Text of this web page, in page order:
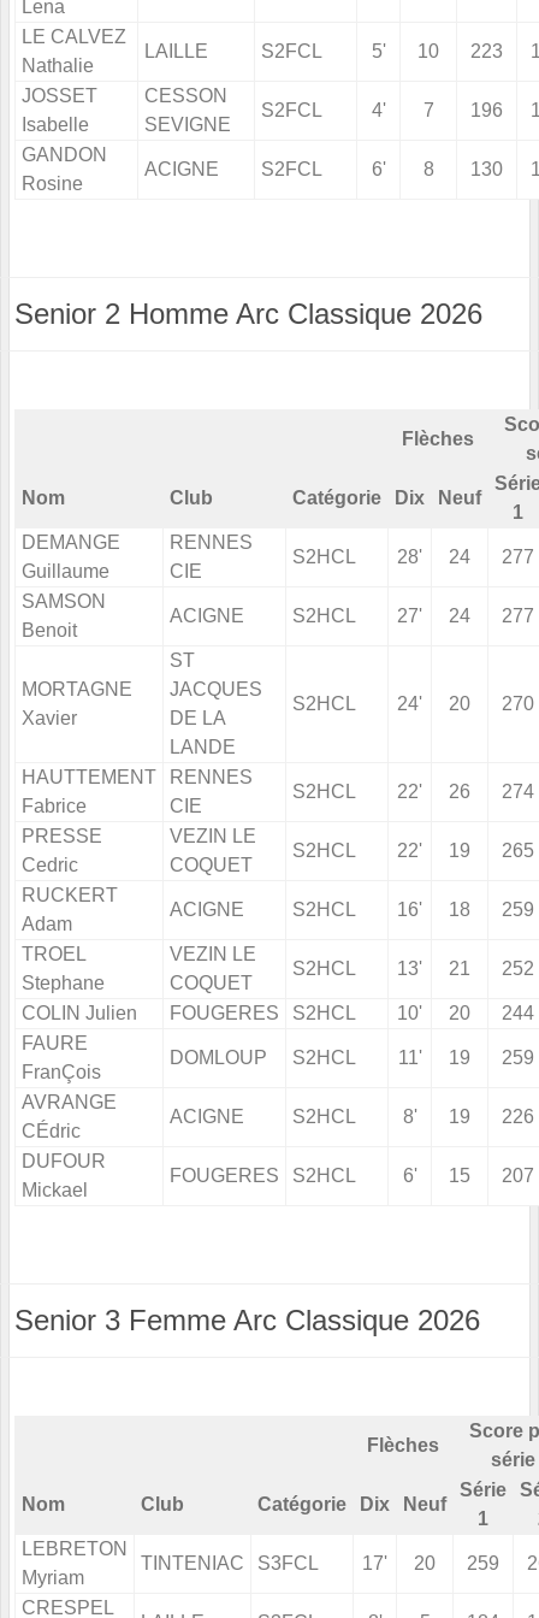
Lena
LE CALVEZ
Nathalie
LAILLE S2FCL 5' 10 223
JOSSET
Isabelle
CESSON
SEVIGNE
S2FCL 4' 7 196
GANDON
Rosine
ACIGNE S2FCL 6' 8 130
Senior 2 Homme Arc Classique 2026
Flèches
Nom Club Catégorie Dix Neuf
1
DEMANGE
Guillaume
RENNES
CIE
S2HCL 28' 24 277
SAMSON
Benoit
ACIGNE S2HCL 27' 24 277
MORTAGNE
Xavier
ST
JACQUES
DE LA
LANDE
S2HCL 24' 20 270
HAUTTEMENT
Fabrice
RENNES
CIE
S2HCL 22' 26 274
PRESSE
Cedric
VEZIN LE
COQUET
S2HCL 22' 19 265
RUCKERT
Adam
ACIGNE S2HCL 16' 18 259
TROEL
Stephane
VEZIN LE
COQUET
S2HCL 13' 21 252
COLIN Julien FOUGERES S2HCL 10' 20
244
FAURE
FranÇois
DOMLOUP S2HCL 11' 19 259
AVRANGE
CÉdric
ACIGNE S2HCL 8' 19 226
DUFOUR
Mickael
FOUGERES S2HCL 6' 15 207
Senior 3 Femme Arc Classique 2026
Flèches
Score
série
Nom Club Catégorie Dix Neuf
Série
1
LEBRETON
Myriam
TINTENIAC S3FCL 17' 20 259
CRESPEL